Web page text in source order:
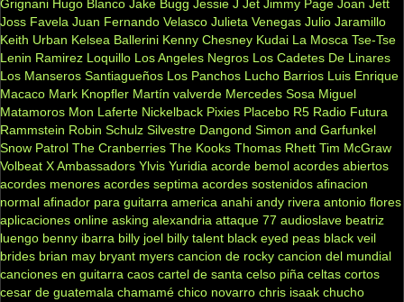
Grignani Hugo Blanco Jake Bugg Jessie J Jet Jimmy Page Joan Jett
Joss Favela Juan Fernando Velasco Julieta Venegas Julio Jaramillo
Keith Urban Kelsea Ballerini Kenny Chesney Kudai La Mosca Tse-Tse
Lenin Ramirez Loquillo Los Angeles Negros Los Cadetes De Linares
Los Manseros Santiagueños Los Panchos Lucho Barrios Luis Enrique
Macaco Mark Knopfler Martín valverde Mercedes Sosa Miguel
Matamoros Mon Laferte Nickelback Pixies Placebo R5 Radio Futura
Rammstein Robin Schulz Silvestre Dangond Simon and Garfunkel
Snow Patrol The Cranberries The Kooks Thomas Rhett Tim McGraw
Volbeat X Ambassadors Ylvis Yuridia acorde bemol acordes abiertos
acordes menores acordes septima acordes sostenidos afinacion
normal afinador para guitarra america anahi andy rivera antonio flores
aplicaciones online asking alexandria attaque 77 audioslave beatriz
luengo benny ibarra billy joel billy talent black eyed peas black veil
brides brian may bryant myers cancion de rocky cancion del mundial
canciones en guitarra caos cartel de santa celso piña celtas cortos
cesar de guatemala chamamé chico novarro chris isaak chucho